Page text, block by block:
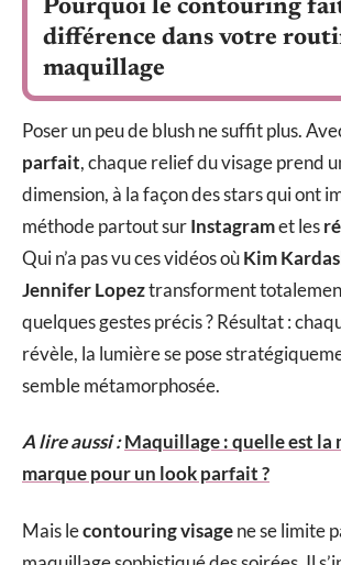
Pourquoi le contouring
différence dans votre
maquillage
Poser un peu de blush ne suffit plus.
parfait, chaque relief du visage prend
dimension, à la façon des stars qui ont
méthode partout surInstagramet les
Qui n’a pas vu ces vidéos oùKim
Jennifer Lopeztransforment
quelques gestes précis ? Résultat :
révèle, la lumière se pose
semble métamorphosée.
A lire aussi :Maquillage : quelle est la
marque pour un look parfait ?
Mais lecontouring visagene se limite